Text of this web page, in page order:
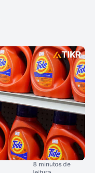
8 minutos de